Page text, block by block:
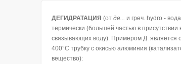
ДЕГИДРАТАЦИЯ (от де... и греч. hydro -
термически (большей частью в
связывающих воду). Примером Д. является
400°С трубку с окисью алюминия
вещество):